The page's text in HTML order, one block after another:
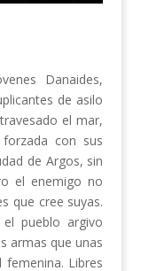
Danaides,
de asilo
el mar,
con sus
de Argos, sin
el enemigo no
que cree suyas.
pueblo argivo
armas que unas
Libres